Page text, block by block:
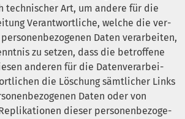
tech­ni­scher Art, um ande­re für die
Ver­ant­wort­li­che, wel­che die ver­
Daten ver­ar­bei­ten,
zu set­zen, dass die betrof­fe­ne
ande­ren für die Daten­ver­ar­bei­
die Löschung sämt­li­cher Links
Daten oder von
die­ser per­so­nen­be­zo­ge­